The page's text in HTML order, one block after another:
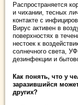
Распространяется
и чихании, тесных
контакте с
Вирус активен в
поверхностях в
нестоек к
солнечного света,
дезинфекции и
Как понять, что у
заразившийся
других?